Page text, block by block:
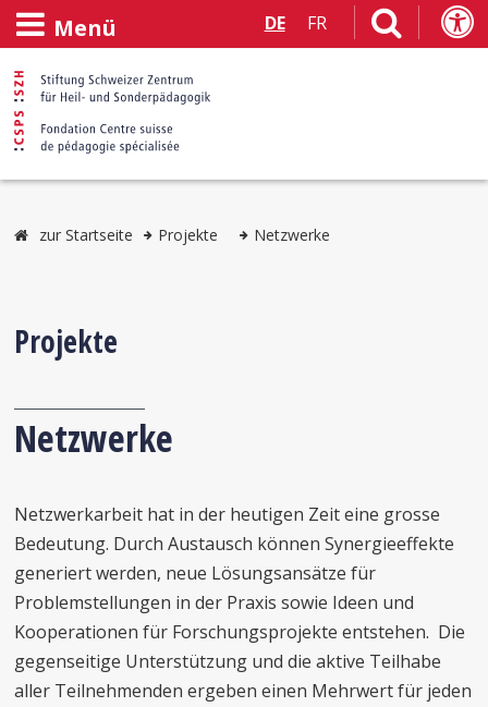
Menü DE FR
zur Startseite Projekte Netzwerke
Projekte
Netzwerke
Netzwerkarbeit hat in der heutigen Zeit eine grosse
Bedeutung. Durch Austausch können Synergieeffekte
generiert werden, neue Lösungsansätze für
Problemstellungen in der Praxis sowie Ideen und
Kooperationen für Forschungsprojekte entstehen. Die
gegenseitige Unterstützung und die aktive Teilhabe
aller Teilnehmenden ergeben einen Mehrwert für jeden